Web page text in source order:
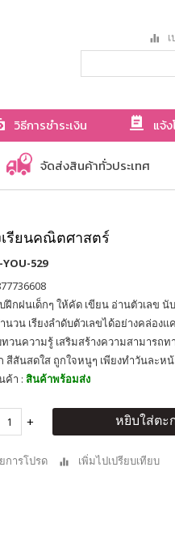
วิธีการชำระเงิน แจ้
จัดส่งสินค้าทั่วประเทศ
รียนคณิตศาสตร์
YOU-529
กฝนเด็กๆ ให้คัด เขียน อ่านตัวเลข นั
นวน เรียงลำดับตัวเลขได้อย่างคล่อ
วนความรู้ เสริมสร้างความสามารถท
สีสันสดใส ถูกใจหนูๆ เพียงทำวันละห
ค้า : สินค้าพร้อมส่ง
หยิบใส่ตะ
การโปรด เพิ่มไปเปรียบเทียบ